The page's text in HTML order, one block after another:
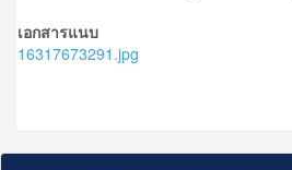
เอกสารแนบ
16317673291.jpg